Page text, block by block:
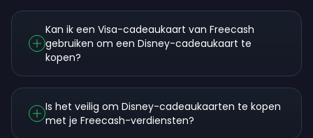
Kan ik een Visa-cadeaukaart van Freecash
gebruiken om een Disney-cadeaukaart te
kopen?
Is het veilig om Disney-cadeaukaarten te kopen
met je Freecash-verdiensten?